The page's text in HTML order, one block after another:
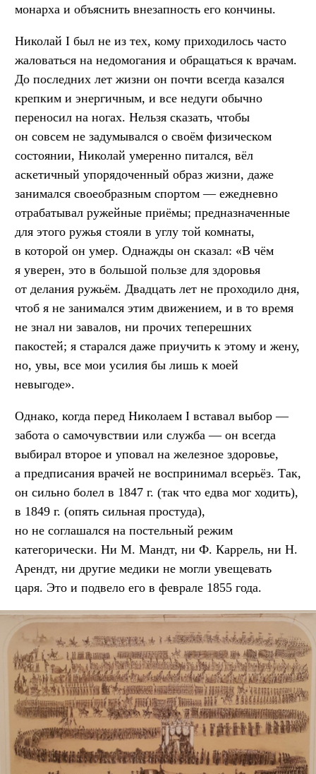
монарха и объяснить внезапность его кончины.
Николай I был не из тех, кому приходилось часто
жаловаться на недомогания и обращаться к врачам.
До последних лет жизни он почти всегда казался
крепким и энергичным, и все недуги обычно
переносил на ногах. Нельзя сказать, чтобы
он совсем не задумывался о своём физическом
состоянии, Николай умеренно питался, вёл
аскетичный упорядоченный образ жизни, даже
занимался своеобразным спортом — ежедневно
отрабатывал ружейные приёмы; предназначенные
для этого ружья стояли в углу той комнаты,
в которой он умер. Однажды он сказал: «В чём
я уверен, это в большой пользе для здоровья
от делания ружьём. Двадцать лет не проходило дня,
чтоб я не занимался этим движением, и в то время
не знал ни завалов, ни прочих теперешних
пакостей; я старался даже приучить к этому и жену,
но, увы, все мои усилия бы лишь к моей
невыгоде».
Однако, когда перед Николаем I вставал выбор —
забота о самочувствии или служба — он всегда
выбирал второе и уповал на железное здоровье,
а предписания врачей не воспринимал всерьёз. Так,
он сильно болел в 1847 г. (так что едва мог ходить),
в 1849 г. (опять сильная простуда),
но не соглашался на постельный режим
категорически. Ни М. Мандт, ни Ф. Каррель, ни Н.
Арендт, ни другие медики не могли увещевать
царя. Это и подвело его в феврале 1855 года.